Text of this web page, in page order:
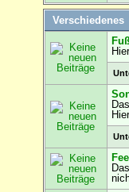
Verschiedenes